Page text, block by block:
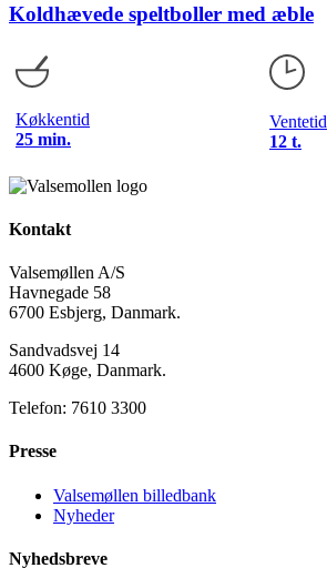
Koldhævede speltboller med æble
Køkkentid
25 min.
Ventetid
12 t.
Kontakt
Valsemøllen A/S
Havnegade 58
6700 Esbjerg, Danmark.
Sandvadsvej 14
4600 Køge, Danmark.
Telefon: 7610 3300
Presse
Valsemøllen billedbank
Nyheder
Nyhedsbreve